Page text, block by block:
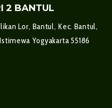
2 BANTUL
Lor, Bantul, Kec. Bantul,
Yogyakarta 55186